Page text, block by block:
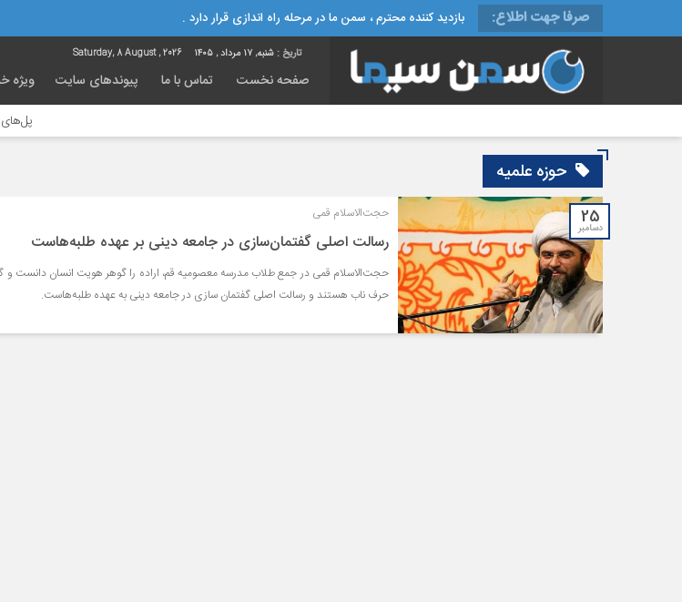
صرفا جهت اطلاع: بازدید کننده محترم ، سمن ما در مرحله راه اندازی قرار دارد .
تاریخ : شنبه, ۱۷ مرداد , ۱۴۰۵ Saturday, 8 August , 2026
صفحه نخست تماس با ما پیوندهای سایت ویژه
پل‌های
حوزه علمیه
25
دسامبر
حجت‌الاسلام قمی
رسالت اصلی گفتمان‌سازی در جامعه دینی بر عهده طلبه‌هاست
حجت‌الاسلام قمی در جمع طلاب مدرسه معصومیه قم، اراده را گوهر هویت انسان دانست و
حرف ناب هستند و رسالت اصلی گفتمان سازی در جامعه دینی به عهده طلبه‌هاست.